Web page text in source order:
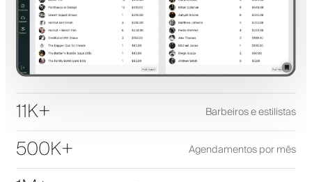
11K+ Barbeiros e estilistas
500K+ Agendamentos por mês